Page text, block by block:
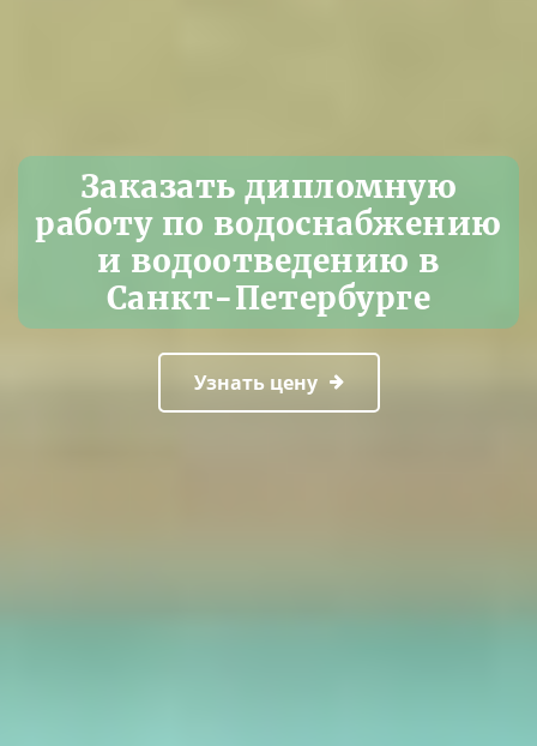
Заказать дипломную
работу по водоснабжению
и водоотведению в
Санкт-Петербурге
Узнать цену